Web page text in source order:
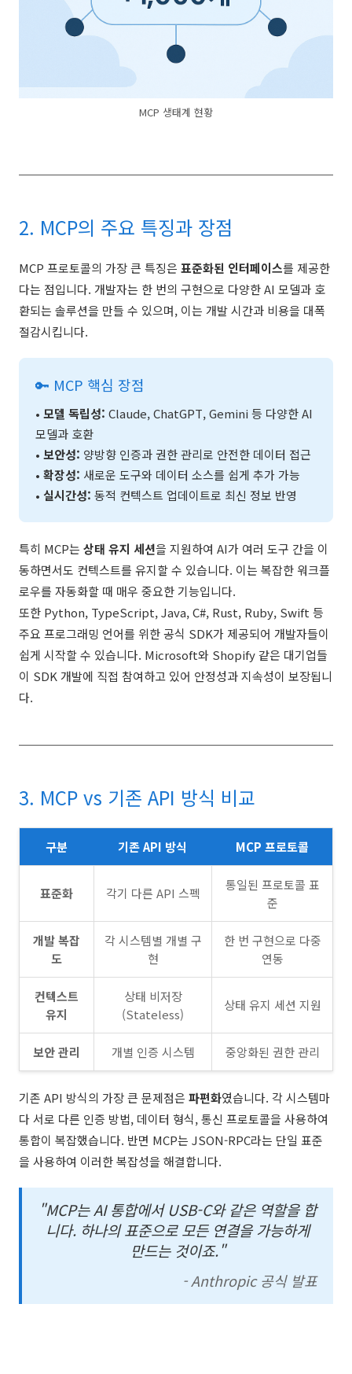
MCP 생태계 현황
2. MCP의 주요 특징과 장점
MCP 프로토콜의 가장 큰 특징은 표준화된 인터페이스를 제공한
다는 점입니다. 개발자는 한 번의 구현으로 다양한 AI 모델과 호
환되는 솔루션을 만들 수 있으며, 이는 개발 시간과 비용을 대폭
절감시킵니다.
🔑 MCP 핵심 장점
• 모델 독립성: Claude, ChatGPT, Gemini 등 다양한 AI
모델과 호환
• 보안성: 양방향 인증과 권한 관리로 안전한 데이터 접근
• 확장성: 새로운 도구와 데이터 소스를 쉽게 추가 가능
• 실시간성: 동적 컨텍스트 업데이트로 최신 정보 반영
특히 MCP는 상태 유지 세션을 지원하여 AI가 여러 도구 간을 이
동하면서도 컨텍스트를 유지할 수 있습니다. 이는 복잡한 워크플
로우를 자동화할 때 매우 중요한 기능입니다.
또한 Python, TypeScript, Java, C#, Rust, Ruby, Swift 등
주요 프로그래밍 언어를 위한 공식 SDK가 제공되어 개발자들이
쉽게 시작할 수 있습니다. Microsoft와 Shopify 같은 대기업들
이 SDK 개발에 직접 참여하고 있어 안정성과 지속성이 보장됩니
다.
3. MCP vs 기존 API 방식 비교
구분 기존 API 방식 MCP 프로토콜
표준화 각기 다른 API 스펙
통일된 프로토콜 표
준
개발 복잡
도
각 시스템별 개별 구
현
한 번 구현으로 다중
연동
컨텍스트
유지
상태 비저장
(Stateless)
상태 유지 세션 지원
보안 관리 개별 인증 시스템 중앙화된 권한 관리
기존 API 방식의 가장 큰 문제점은 파편화였습니다. 각 시스템마
다 서로 다른 인증 방법, 데이터 형식, 통신 프로토콜을 사용하여
통합이 복잡했습니다. 반면 MCP는 JSON-RPC라는 단일 표준
을 사용하여 이러한 복잡성을 해결합니다.
"MCP는 AI 통합에서 USB-C와 같은 역할을 합
니다. 하나의 표준으로 모든 연결을 가능하게
만드는 것이죠."
- Anthropic 공식 발표